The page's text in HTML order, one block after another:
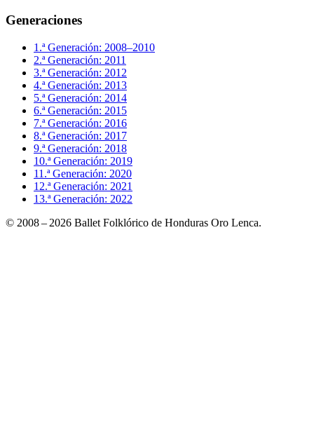
Generaciones
1.ª Generación: 2008–2010
2.ª Generación: 2011
3.ª Generación: 2012
4.ª Generación: 2013
5.ª Generación: 2014
6.ª Generación: 2015
7.ª Generación: 2016
8.ª Generación: 2017
9.ª Generación: 2018
10.ª Generación: 2019
11.ª Generación: 2020
12.ª Generación: 2021
13.ª Generación: 2022
© 2008 – 2026 Ballet Folklórico de Honduras Oro Lenca.